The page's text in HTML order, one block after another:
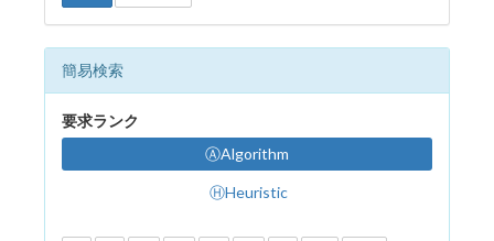
簡易検索
要求ランク
ⒶAlgorithm
ⒽHeuristic